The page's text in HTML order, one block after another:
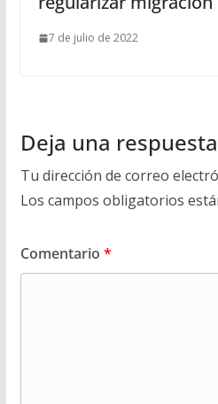
7 de julio de 2022
Deja una respuesta
Tu dirección de correo
Los campos obligatorios
Comentario *